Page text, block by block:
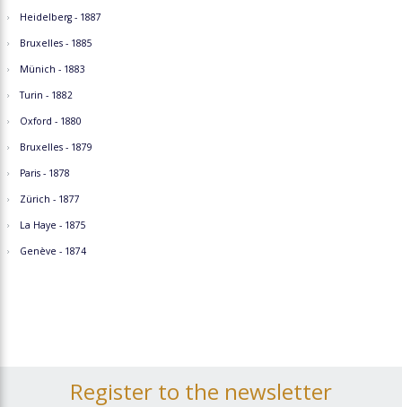
Heidelberg - 1887
Bruxelles - 1885
Münich - 1883
Turin - 1882
Oxford - 1880
Bruxelles - 1879
Paris - 1878
Zürich - 1877
La Haye - 1875
Genève - 1874
Register to the newsletter